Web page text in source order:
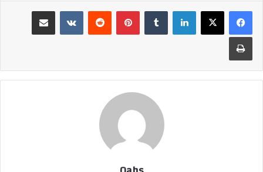
لينكدإن بينتيريست مشاركة عبر البريد
طباعة